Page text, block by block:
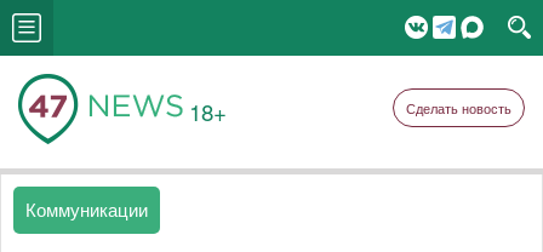
18+ Сделать новость
Коммуникации